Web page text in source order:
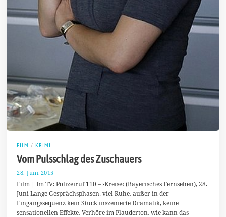
FILM / KRIMI
Vom Pulsschlag des Zuschauers
28. Juni 2015
8
.
J
u
n
Film | Im TV: Polizeiruf 110 – ›Kreise‹ (Bayerisches Fernsehen), 28.
Juni Lange Gesprächsphasen, viel Ruhe, außer in der
Eingangssequenz kein Stück inszenierte Dramatik, keine
sensationellen Effekte, Verhöre im Plauderton, wie kann das